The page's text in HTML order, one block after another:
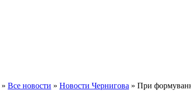
» Все новости » Новости Чернигова » При